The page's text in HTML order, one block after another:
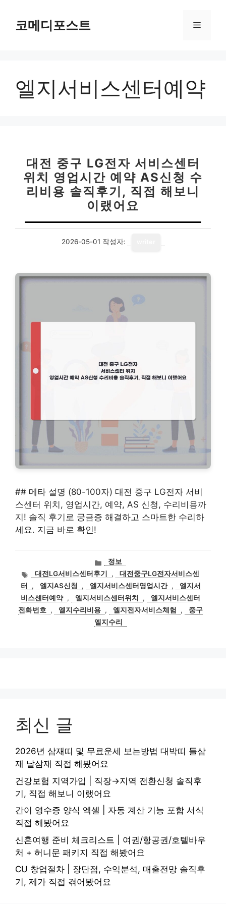
코메디포스트 메
엘지서비스센터예약
대전 중구 LG전자 서비스센터
위치 영업시간 예약 AS신청 수
리비용 솔직후기, 직접 해보니
이랬어요
2026-05-01 작성자:
## 메타 설명 (80-100자) 대전 중구 LG전자 서비
스센터 위치, 영업시간, 예약, AS 신청, 수리비용까
지! 솔직 후기로 궁금증 해결하고 스마트한 수리하
세요. 지금 바로 확인!
카
테
고
리
정보
태대전LG서비스센터후기 ,
대전중구LG전자서비스센
터
, 엘지AS신청 , 엘지서비스센터영업시간 ,
엘지서
비스센터예약 , 엘지서비스센터위치 ,
엘지서비스센터
전화번호
, 엘지수리비용 , 엘지전자서비스체험 ,
중구
엘지수리
최신 글
2026년 삼재띠 및 무료운세 보는방법 대박띠 들삼
재 날삼재 직접 해봤어요
건강보험 지역가입 | 직장→지역 전환신청 솔직후
기, 직접 해보니 이랬어요
간이 영수증 양식 엑셀 | 자동 계산 기능 포함 서식
직접 해봤어요
신혼여행 준비 체크리스트 | 여권/항공권/호텔바우
처 + 허니문 패키지 직접 해봤어요
CU 창업절차 | 장단점, 수익분석, 매출전망 솔직후
기, 제가 직접 겪어봤어요